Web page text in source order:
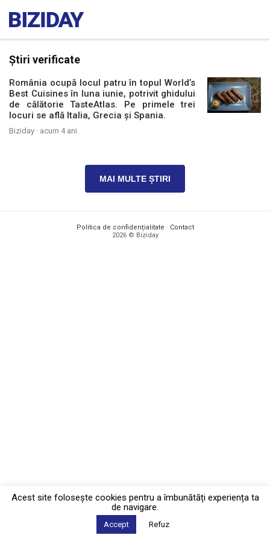
Știri verificate
România ocupă locul patru în topul World’s
Best Cuisines în luna iunie, potrivit ghidului
de călătorie TasteAtlas. Pe primele trei
locuri se află Italia, Grecia și Spania.
Biziday · acum 4 ani
MAI MULTE ȘTIRI
Politica de confidențialitate · Contact
2026 © Biziday
Acest site foloseşte cookies pentru a îmbunătăți experiența ta
de navigare.
Accept Refuz